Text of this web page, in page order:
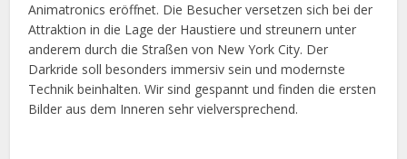
Animatronics eröffnet. Die Besucher versetzen sich bei der
Attraktion in die Lage der Haustiere und streunern unter
anderem durch die Straßen von New York City. Der
Darkride soll besonders immersiv sein und modernste
Technik beinhalten. Wir sind gespannt und finden die ersten
Bilder aus dem Inneren sehr vielversprechend.